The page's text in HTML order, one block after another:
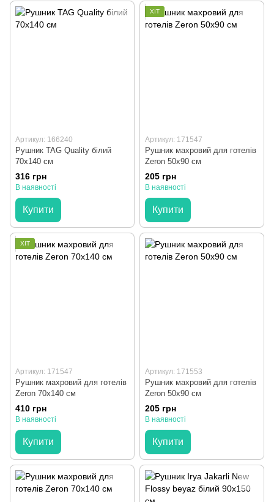
Артикул: 166240
Рушник TAG Quality білий
70x140 см
316 грн
В наявності
Купити
ХІТ
Артикул: 171547
Рушник махровий для готелів
Zeron 50x90 см
205 грн
В наявності
Купити
ХІТ
Артикул: 171547
Рушник махровий для готелів
Zeron 70x140 см
410 грн
В наявності
Купити
Артикул: 171553
Рушник махровий для готелів
Zeron 50x90 см
205 грн
В наявності
Купити